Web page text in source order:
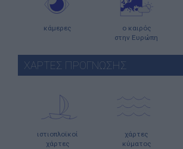
κάμερες
ο καιρός
στην Ευρώπη
ΧΑΡΤΕΣ ΠΡΟΓΝΩΣΗΣ
ιστιοπλοϊκοί
χάρτες
χάρτες
κύματος